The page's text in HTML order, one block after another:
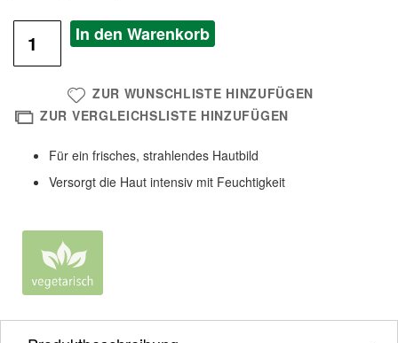
In den Warenkorb
ZUR WUNSCHLISTE HINZUFÜGEN
ZUR VERGLEICHSLISTE HINZUFÜGEN
Für ein frisches, strahlendes Hautbild
Versorgt die Haut intensiv mit Feuchtigkeit